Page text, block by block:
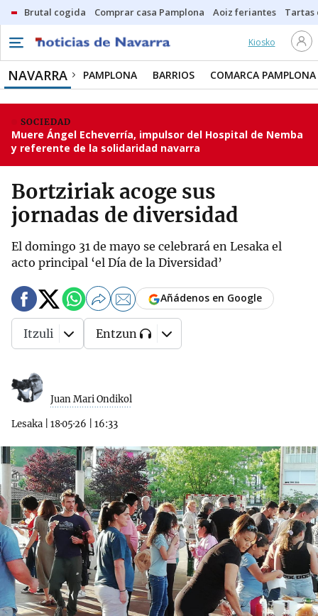
Brutal cogida Comprar casa Pamplona Aoiz feriantes Tartas
Kiosko
NAVARRA PAMPLONA BARRIOS COMARCA PAMPLONA
SOCIEDAD
Muere Ángel Echeverría, impulsor del Hospital de Nemba
y referente de la solidaridad navarra
Bortziriak acoge sus
jornadas de diversidad
El domingo 31 de mayo se celebrará en Lesaka el
acto principal ‘el Día de la Diversidad’
Juan Mari Ondikol
Lesaka 18·05·26 16:33
Añádenos en Google
Itzuli Entzun